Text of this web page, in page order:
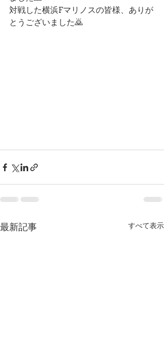
対戦した横浜Fマリノスの皆様、ありが
とうございました🙇
最新記事 すべて表示